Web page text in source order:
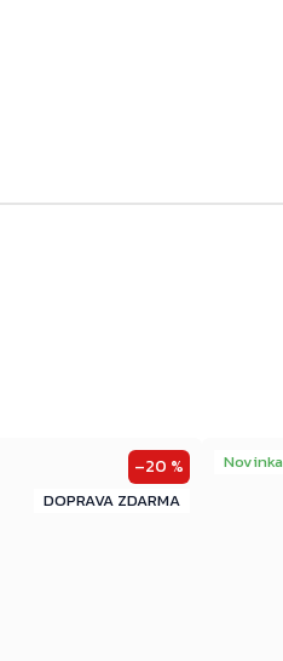
ZDARMA
–20 % Novinka